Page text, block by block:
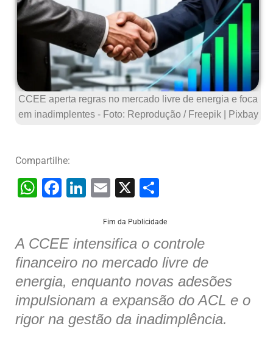
CCEE aperta regras no mercado livre de energia e foca
em inadimplentes - Foto: Reprodução / Freepik | Pixbay
Compartilhe:
W
s
A
p
p
F
e
b
o
o
k
Li
e
dI
n
E
ai
l
X
ar
e
Fim da Publicidade
A CCEE intensifica o controle
financeiro no mercado livre de
energia, enquanto novas adesões
impulsionam a expansão do ACL e o
rigor na gestão da inadimplência.